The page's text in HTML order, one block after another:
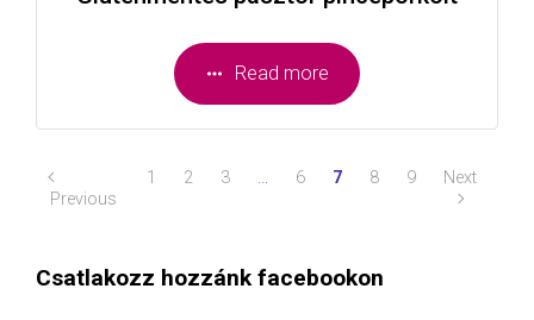
Read more
Previous
1 2 3 … 6 7 8 9 Next
Csatlakozz hozzánk facebookon